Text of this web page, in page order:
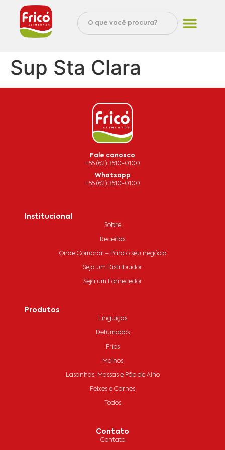
Sup Sta Clara
Fale conosco
+55 (62) 3510-0100
Whatsapp
+55 (62) 3510-0100
Institucional
Sobre
Receitas
Onde Comprar – Para o seu negócio
Seja um Distribuidor
Seja um Fornecedor
Produtos
Linguiças
Defumados
Frios
Molhos
Lasanhas, Massas e Pão de Alho
Peixes e Carnes
Todos
Contato
Contato